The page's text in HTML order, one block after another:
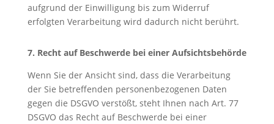
aufgrund der Einwilligung bis zum Widerruf
erfolgten Verarbeitung wird dadurch nicht berührt.
7. Recht auf Beschwerde bei einer Aufsichtsbehörde
Wenn Sie der Ansicht sind, dass die Verarbeitung
der Sie betreffenden personenbezogenen Daten
gegen die DSGVO verstößt, steht Ihnen nach Art. 77
DSGVO das Recht auf Beschwerde bei einer